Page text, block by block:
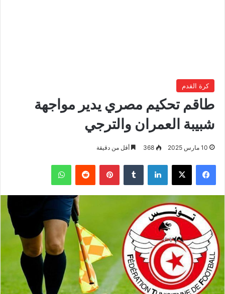
كرة القدم
طاقم تحكيم مصري يدير مواجهة
شبيبة العمران والترجي
10 مارس 2025 368 أقل من دقيقة
فيسبوك ‫X لينكدإن بينتيريست واتساب